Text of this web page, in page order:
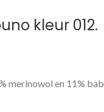
kleur 012.
merinowol en 11%